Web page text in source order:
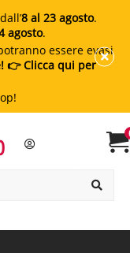
8 al 23 agosto.
agosto.
essere evasi
👉 Clicca qui per